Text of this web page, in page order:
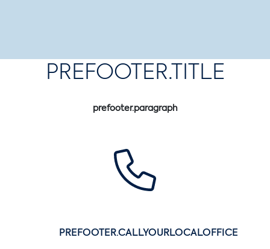
PREFOOTER.TITLE
prefooter.paragraph
PREFOOTER.CALLYOURLOCALOFFICE